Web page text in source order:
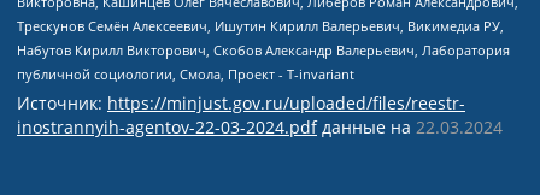
Источник: https://minjust.gov.ru/uploaded/files/reestr-
inostrannyih-agentov-22-03-2024.pdfданные на 22.03.2024